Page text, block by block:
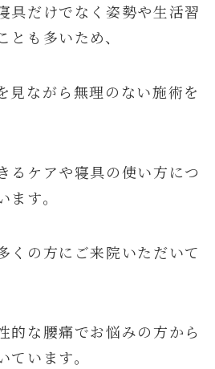
具だけでなく姿勢や生活習
も多いため、
見ながら無理のない施術を
るケアや寝具の使い方につ
す。
くの方にご来院いただいて
的な腰痛でお悩みの方から
ています。